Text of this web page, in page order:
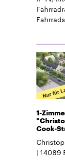
1-
Cook-
14089